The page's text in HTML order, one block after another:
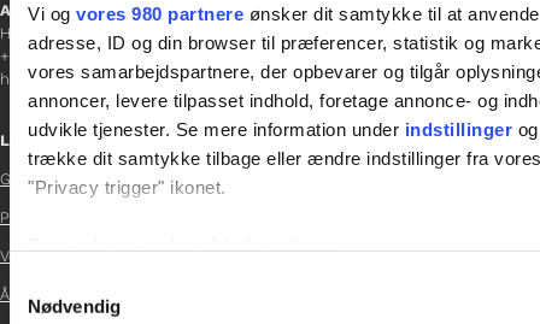
Vi og vores 980 partnere ønsker dit samtykke til at
adresse, ID og din browser til præferencer, statistik og
vores samarbejdspartnere, der opbevarer og tilgår
annoncer, levere tilpasset indhold, foretage annonce- og
udvikle tjenester. Se mere information under indstillinger
trække dit samtykke tilbage eller ændre indstillinger fra
"Privacy trigger" ikonet.
Vi bruger cookies til at tilpasse vores indhold og annoncer,
Nødvendig
Afdelingschef
Helene Teichert
+45 29 37 32 41
helene.t@gladfonden.dk
Links
Glad Fonden
Persondatapolitik
Vedtægter
Årsrapport 2024
